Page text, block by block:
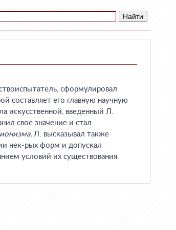
сформулировал
составляет его главную научную
искусственной, введенный Л.
свое значение и стал
Л. высказывал также
нек-рых форм и допускал
условий их существования.